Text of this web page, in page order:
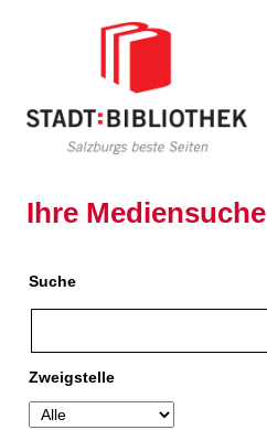
Ihre Mediensuche
Suche
Zweigstelle